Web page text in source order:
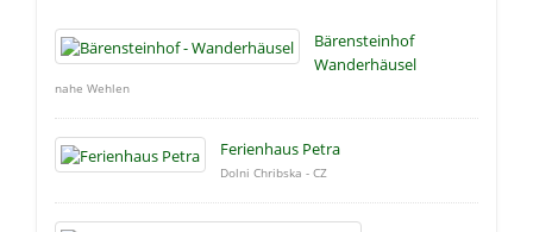
Bärensteinhof
Wanderhäusel
nahe Wehlen
Ferienhaus Petra
Dolni Chribska - CZ